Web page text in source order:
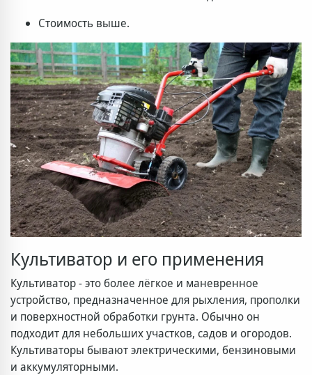
Стоимость выше.
Культиватор и его применения
Культиватор - это более лёгкое и маневренное
устройство, предназначенное для рыхления, прополки
и поверхностной обработки грунта. Обычно он
подходит для небольших участков, садов и огородов.
Культиваторы бывают электрическими, бензиновыми
и аккумуляторными.